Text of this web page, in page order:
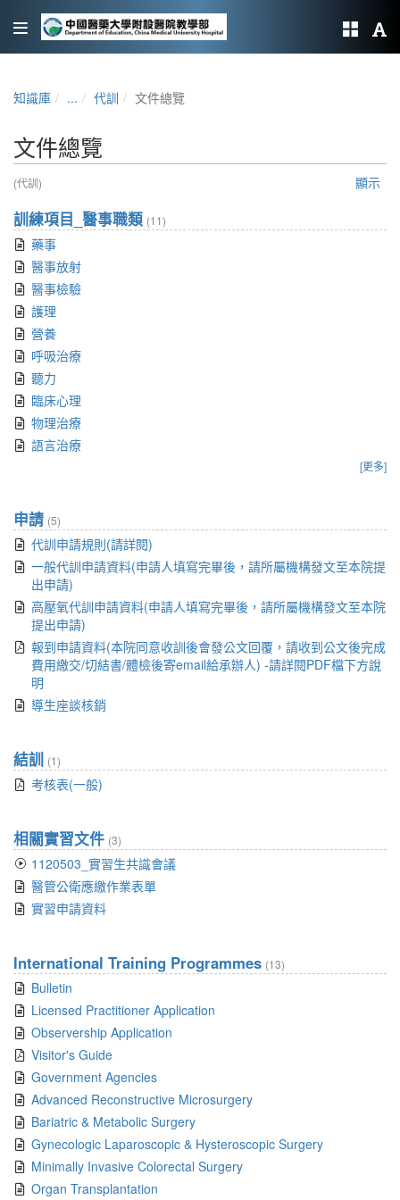
知識庫 ... 代訓 文件總覽
文件總覽
(代訓) 顯示
訓練項目_醫事職類 (11)
藥事
醫事放射
醫事檢驗
護理
營養
呼吸治療
聽力
臨床心理
物理治療
語言治療
[更多]
申請 (5)
代訓申請規則(請詳閱)
一般代訓申請資料(申請人填寫完畢後，請所屬機構發文至本院提
出申請)
高壓氧代訓申請資料(申請人填寫完畢後，請所屬機構發文至本院
提出申請)
報到申請資料(本院同意收訓後會發公文回覆，請收到公文後完成
費用繳交/切結書/體檢後寄email給承辦人) -請詳閱PDF檔下方說
明
導生座談核銷
結訓 (1)
考核表(一般)
相關實習文件 (3)
1120503_實習生共識會議
醫管公衛應繳作業表單
實習申請資料
International Training Programmes (13)
Bulletin
Licensed Practitioner Application
Observership Application
Visitor's Guide
Government Agencies
Advanced Reconstructive Microsurgery
Bariatric & Metabolic Surgery
Gynecologic Laparoscopic & Hysteroscopic Surgery
Minimally Invasive Colorectal Surgery
Organ Transplantation